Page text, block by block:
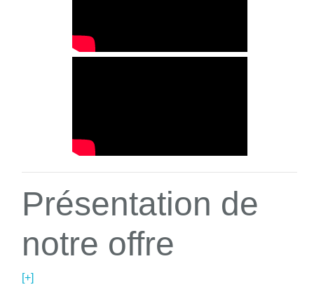
Présentation de
notre offre
[+]